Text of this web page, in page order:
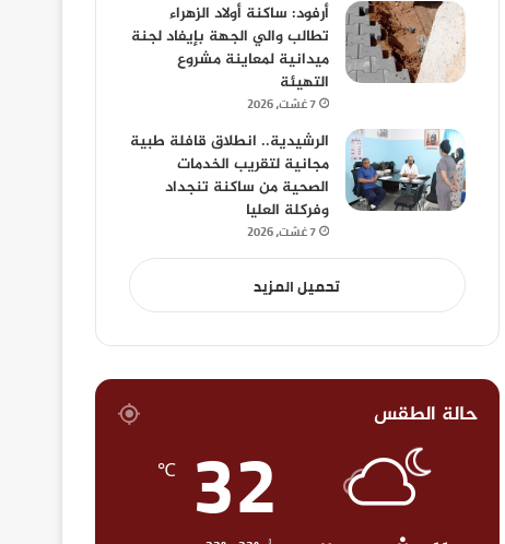
أرفود: ساكنة أولاد الزهراء
تطالب والي الجهة بإيفاد لجنة
ميدانية لمعاينة مشروع
التهيئة
7 غشت، 2026
الرشيدية.. انطلاق قافلة طبية
مجانية لتقريب الخدمات
الصحية من ساكنة تنجداد
وفركلة العليا
7 غشت، 2026
تحميل المزيد
حالة الطقس 32
℃